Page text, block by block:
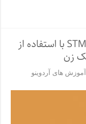
آموزش کار با میکروکنترلرهای STM32 با استفاده از
آموزش های آردوینو